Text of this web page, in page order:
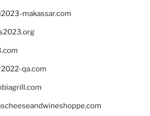
makassar.com
qa.com